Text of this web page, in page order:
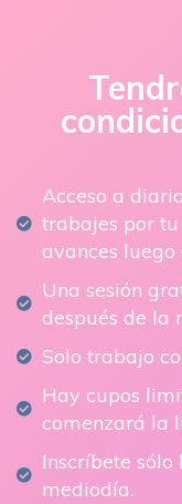
Acceso a
trabajes por
avances
Una sesión
después de la
Solo trabajo
Hay cupos
comenzará la
Inscríbete
mediodía.